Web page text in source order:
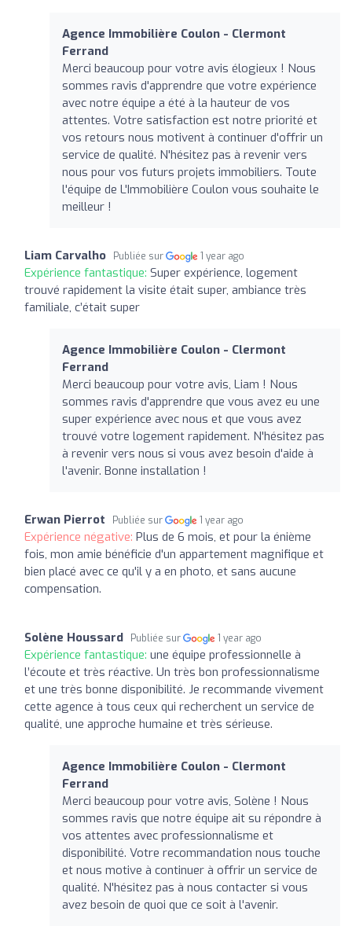
Agence Immobilière Coulon - Clermont
Ferrand
Merci beaucoup pour votre avis élogieux ! Nous
sommes ravis d'apprendre que votre expérience
avec notre équipe a été à la hauteur de vos
attentes. Votre satisfaction est notre priorité et
vos retours nous motivent à continuer d'offrir un
service de qualité. N'hésitez pas à revenir vers
nous pour vos futurs projets immobiliers. Toute
l'équipe de L'Immobilière Coulon vous souhaite le
meilleur !
Liam Carvalho Publiée sur 1 year ago
Expérience fantastique: Super expérience, logement
trouvé rapidement la visite était super, ambiance très
familiale, c’était super
Agence Immobilière Coulon - Clermont
Ferrand
Merci beaucoup pour votre avis, Liam ! Nous
sommes ravis d'apprendre que vous avez eu une
super expérience avec nous et que vous avez
trouvé votre logement rapidement. N'hésitez pas
à revenir vers nous si vous avez besoin d'aide à
l'avenir. Bonne installation !
Erwan Pierrot Publiée sur 1 year ago
Expérience négative: Plus de 6 mois, et pour la énième
fois, mon amie bénéficie d'un appartement magnifique et
bien placé avec ce qu'il y a en photo, et sans aucune
compensation.
Solène Houssard Publiée sur 1 year ago
Expérience fantastique: une équipe professionnelle à
l’écoute et très réactive. Un très bon professionnalisme
et une très bonne disponibilité. Je recommande vivement
cette agence à tous ceux qui recherchent un service de
qualité, une approche humaine et très sérieuse.
Agence Immobilière Coulon - Clermont
Ferrand
Merci beaucoup pour votre avis, Solène ! Nous
sommes ravis que notre équipe ait su répondre à
vos attentes avec professionnalisme et
disponibilité. Votre recommandation nous touche
et nous motive à continuer à offrir un service de
qualité. N'hésitez pas à nous contacter si vous
avez besoin de quoi que ce soit à l'avenir.